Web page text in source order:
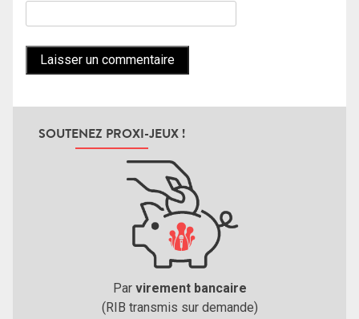
SOUTENEZ PROXI-JEUX !
Par virement bancaire
(RIB transmis sur demande)